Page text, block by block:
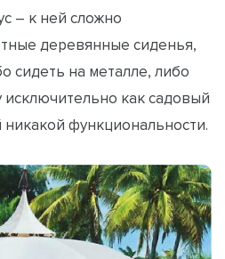
– к ней сложно
деревянные сиденья,
сидеть на металле, либо
исключительно как садовый
никакой функциональности.